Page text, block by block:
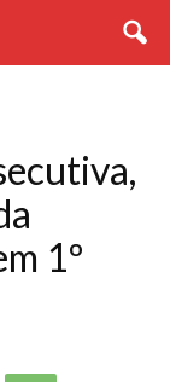
1º